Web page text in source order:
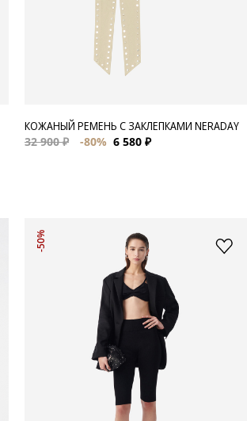
КОЖАНЫЙ РЕМЕНЬ С ЗАКЛЕПКАМИ NERADAY
32 900 ₽
-80% 6 580 ₽
-50%